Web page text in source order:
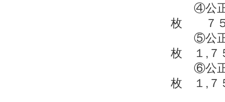
④公
枚 ７５
⑤公
枚 １,７
⑥公
枚 １,７